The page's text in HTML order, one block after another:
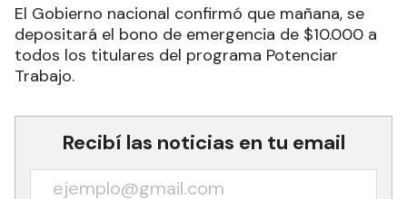
El Gobierno nacional confirmó que mañana, se
depositará el bono de emergencia de $10.000 a
todos los titulares del programa Potenciar
Trabajo.
Recibí las noticias en tu email